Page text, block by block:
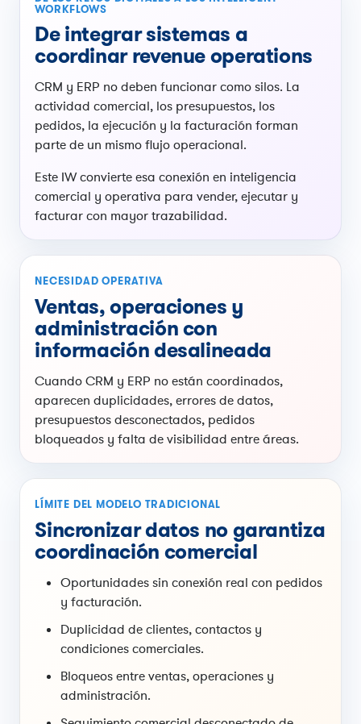
WORKFLOWS
De integrar sistemas a
coordinar revenue operations
CRM y ERP no deben funcionar como silos. La
actividad comercial, los presupuestos, los
pedidos, la ejecución y la facturación forman
parte de un mismo flujo operacional.
Este IW convierte esa conexión en inteligencia
comercial y operativa para vender, ejecutar y
facturar con mayor trazabilidad.
NECESIDAD OPERATIVA
Ventas, operaciones y
administración con
información desalineada
Cuando CRM y ERP no están coordinados,
aparecen duplicidades, errores de datos,
presupuestos desconectados, pedidos
bloqueados y falta de visibilidad entre áreas.
LÍMITE DEL MODELO TRADICIONAL
Sincronizar datos no garantiza
coordinación comercial
Oportunidades sin conexión real con pedidos
y facturación.
Duplicidad de clientes, contactos y
condiciones comerciales.
Bloqueos entre ventas, operaciones y
administración.